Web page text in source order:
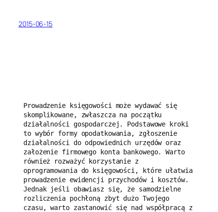
2015-06-15
Prowadzenie księgowości może wydawać się
skomplikowane, zwłaszcza na początku
działalności gospodarczej. Podstawowe kroki
to wybór formy opodatkowania, zgłoszenie
działalności do odpowiednich urzędów oraz
założenie firmowego konta bankowego. Warto
również rozważyć korzystanie z
oprogramowania do księgowości, które ułatwia
prowadzenie ewidencji przychodów i kosztów.
Jednak jeśli obawiasz się, że samodzielne
rozliczenia pochłoną zbyt dużo Twojego
czasu, warto zastanowić się nad współpracą z